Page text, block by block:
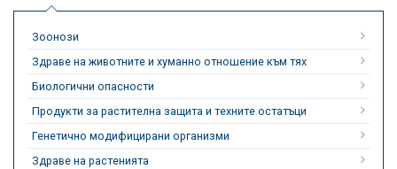
Зоонози
Здраве на животните и хуманно отношение към тях
Биологични опасности
Продукти за растителна защита и техните остатъци
Генетично модифицирани организми
Здраве на растенията